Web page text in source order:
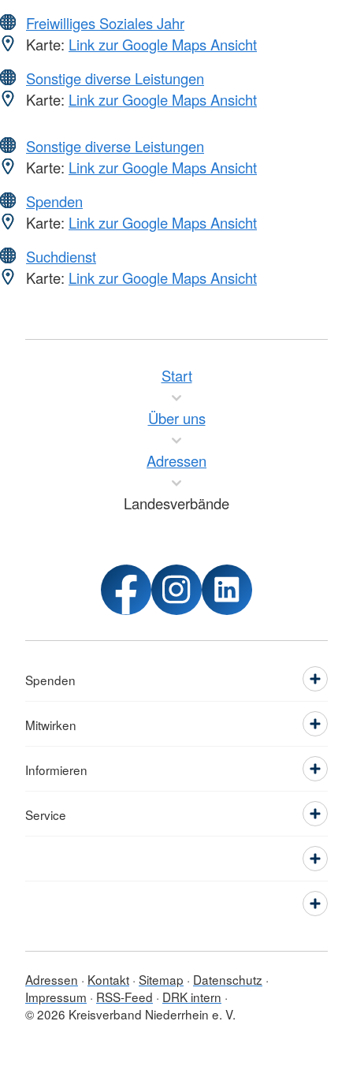
Freiwilliges Soziales Jahr
Karte: Link zur Google Maps Ansicht
Sonstige diverse Leistungen
Karte: Link zur Google Maps Ansicht
Sonstige diverse Leistungen
Karte: Link zur Google Maps Ansicht
Spenden
Karte: Link zur Google Maps Ansicht
Suchdienst
Karte: Link zur Google Maps Ansicht
Start
Über uns
Adressen
Landesverbände
Spenden
Mitwirken
Informieren
Service
Adressen Kontakt Sitemap
Datenschutz
Impressum
RSS-Feed
DRK intern
© 2026 Kreisverband Niederrhein e. V.